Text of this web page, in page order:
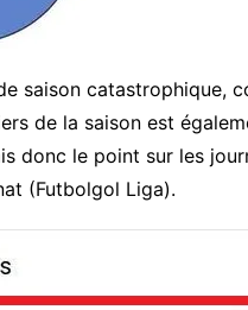
saison catastrophique,
de la saison est
donc le point sur les
(Futbolgol Liga).